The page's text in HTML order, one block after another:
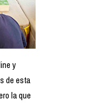
y
de esta
la que